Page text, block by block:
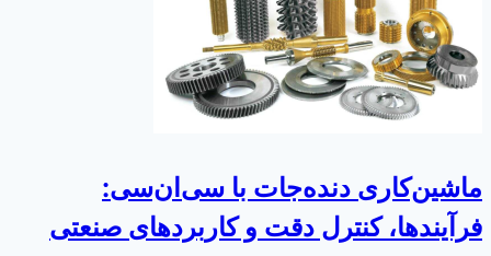
ماشین‌کاری دنده‌جات با سی‌ان‌سی:
فرآیندها، کنترل دقت و کاربردهای صنعتی